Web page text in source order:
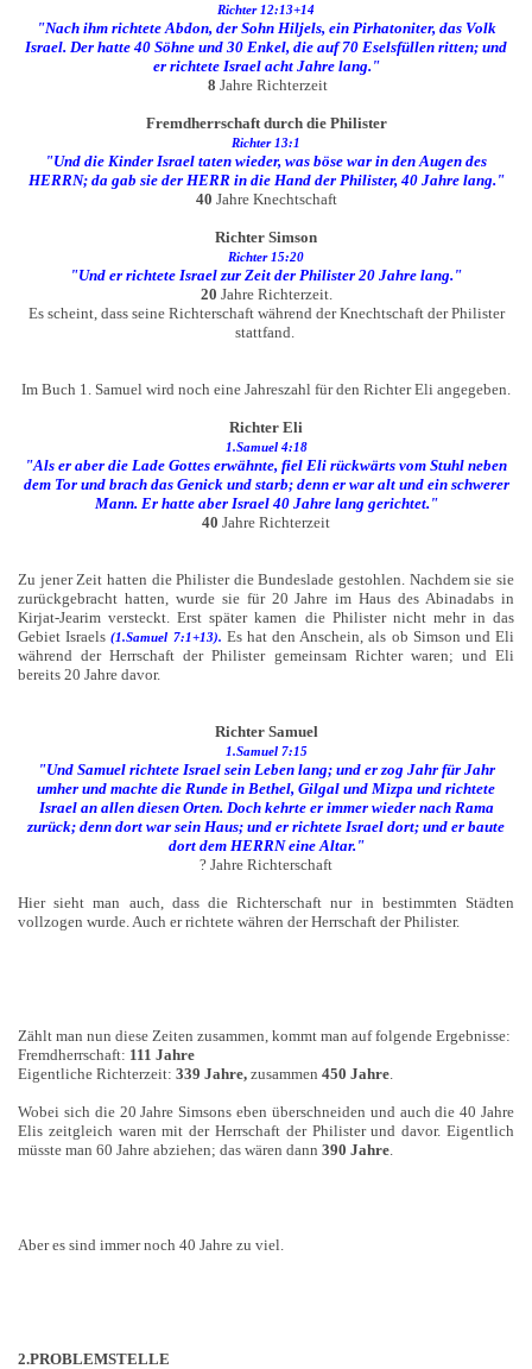
Richter 12:13+14
"Nach ihm richtete Abdon, der Sohn Hiljels, ein Pirhatoniter, das Volk
Israel. Der hatte 40 Söhne und 30 Enkel, die auf 70 Eselsfüllen ritten; und
er richtete Israel acht Jahre lang."
8 Jahre Richterzeit
Fremdherrschaft durch die Philister
Richter 13:1
"Und die Kinder Israel taten wieder, was böse war in den Augen des
HERRN; da gab sie der HERR in die Hand der Philister, 40 Jahre lang."
40 Jahre Knechtschaft
Richter Simson
Richter 15:20
"Und er richtete Israel zur Zeit der Philister 20 Jahre lang."
20 Jahre Richterzeit.
Es scheint, dass seine Richterschaft während der Knechtschaft der Philister
stattfand.
Im Buch 1. Samuel wird noch eine Jahreszahl für den Richter Eli angegeben.
Richter Eli
1.Samuel 4:18
"Als er aber die Lade Gottes erwähnte, fiel Eli rückwärts vom Stuhl neben
dem Tor und brach das Genick und starb; denn er war alt und ein schwerer
Mann. Er hatte aber Israel 40 Jahre lang gerichtet."
40 Jahre Richterzeit
Zu jener Zeit hatten die Philister die Bundeslade gestohlen. Nachdem sie sie
zurückgebracht hatten, wurde sie für 20 Jahre im Haus des Abinadabs in
Kirjat-Jearim versteckt. Erst später kamen die Philister nicht mehr in das
Gebiet Israels(1.Samuel 7:1+13). Es hat den Anschein, als ob Simson und Eli
während der Herrschaft der Philister gemeinsam Richter waren; und Eli
bereits 20 Jahre davor.
Richter Samuel
1.Samuel 7:15
"Und Samuel richtete Israel sein Leben lang; und er zog Jahr für Jahr
umher und machte die Runde in Bethel, Gilgal und Mizpa und richtete
Israel an allen diesen Orten. Doch kehrte er immer wieder nach Rama
zurück; denn dort war sein Haus; und er richtete Israel dort; und er baute
dort dem HERRN eine Altar."
? Jahre Richterschaft
Hier sieht man auch, dass die Richterschaft nur in bestimmten Städten
vollzogen wurde. Auch er richtete währen der Herrschaft der Philister.
Zählt man nun diese Zeiten zusammen, kommt man auf folgende Ergebnisse:
Fremdherrschaft: 111 Jahre
Eigentliche Richterzeit: 339 Jahre, zusammen 450 Jahre
Wobei sich die 20 Jahre Simsons eben überschneiden und auch die 40 Jahre
Elis zeitgleich waren mit der Herrschaft der Philister und davor. Eigentlich
müsste man 60 Jahre abziehen; das wären dann 390 Jahre
Aber es sind immer noch 40 Jahre zu viel.
2.PROBLEMSTELLE